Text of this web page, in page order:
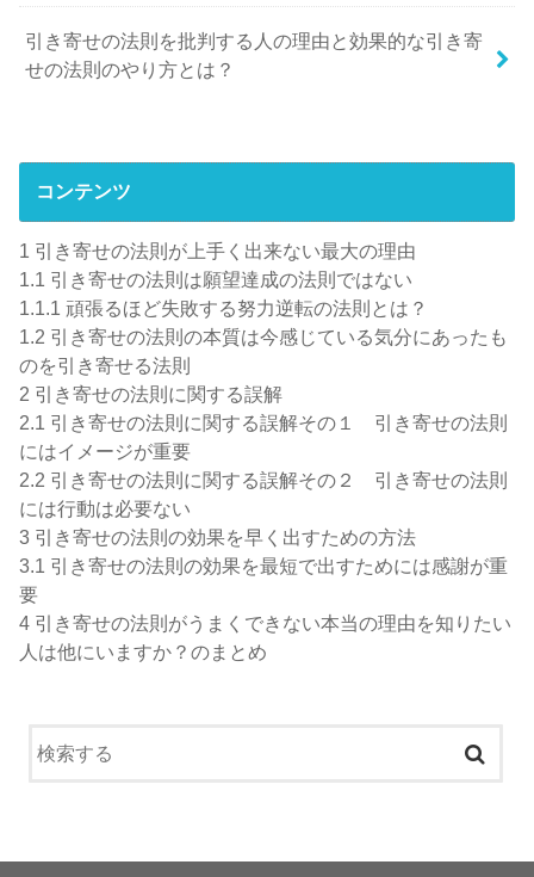
引き寄せの法則を批判する人の理由と効果的な引き寄
せの法則のやり方とは？
コンテンツ
1 引き寄せの法則が上手く出来ない最大の理由
1.1 引き寄せの法則は願望達成の法則ではない
1.1.1 頑張るほど失敗する努力逆転の法則とは？
1.2 引き寄せの法則の本質は今感じている気分にあったも
のを引き寄せる法則
2 引き寄せの法則に関する誤解
2.1 引き寄せの法則に関する誤解その１ 引き寄せの法則
にはイメージが重要
2.2 引き寄せの法則に関する誤解その２ 引き寄せの法則
には行動は必要ない
3 引き寄せの法則の効果を早く出すための方法
3.1 引き寄せの法則の効果を最短で出すためには感謝が重
要
4 引き寄せの法則がうまくできない本当の理由を知りたい
人は他にいますか？のまとめ